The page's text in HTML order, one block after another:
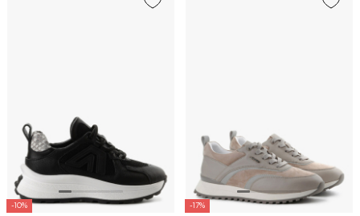
-10% -17%